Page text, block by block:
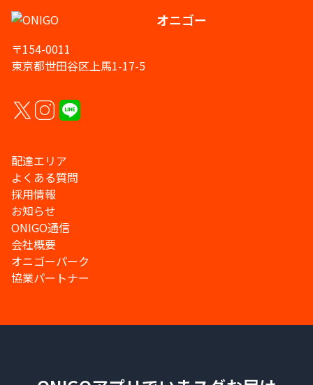
オニゴー
〒154-0011
東京都世田谷区上馬1-17-5
配達エリア
よくある質問
採用情報
お知らせ
ONIGO通信
会社概要
オニゴーパーク
協業パートナー